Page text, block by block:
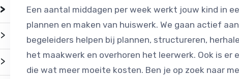
>
>
>
Een aantal middagen per week werkt jouw kind in
plannen en maken van huiswerk. We gaan actief
begeleiders helpen bij plannen, structureren,
het maakwerk en overhoren het leerwerk. Ook is er
die wat meer moeite kosten. Ben je op zoek naar